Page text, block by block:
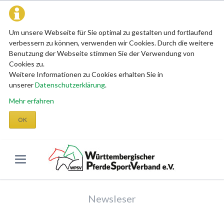
Um unsere Webseite für Sie optimal zu gestalten und fortlaufend
verbessern zu können, verwenden wir Cookies. Durch die weitere
Benutzung der Webseite stimmen Sie der Verwendung von
Cookies zu.
Weitere Informationen zu Cookies erhalten Sie in
unsererDatenschutzerklärung.
Mehr erfahren
OK
Newsleser